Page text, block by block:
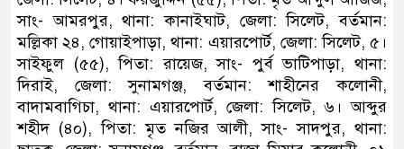
সাং- আমরপুর, থানা: কানাইঘাট, জেলা: সিলেট, বর্তমান:
মল্লিকা ২৪, গোয়াইপাড়া, থানা: এয়ারপোর্ট, জেলা: সিলেট, ৫।
সাইফুল (৫৫), পিতা: রায়েজ, সাং- পুর্ব ভাটিপাড়া, থানা:
দিরাই, জেলা: সুনামগঞ্জ, বর্তমান: শাহীনের কলোনী,
বাদামবাগিচা, থানা: এয়ারপোর্ট, জেলা: সিলেট, ৬। আব্দুর
শহীদ (৪০), পিতা: মৃত নজির আলী, সাং- সাদপুর, থানা: